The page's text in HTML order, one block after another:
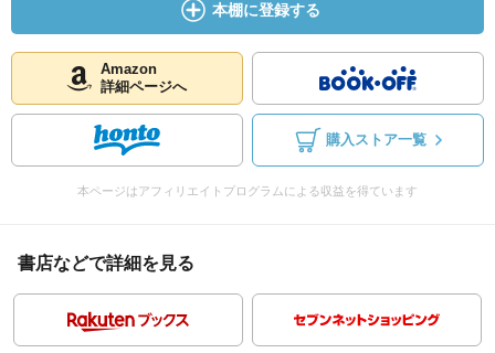
本棚に登録する
Amazon
詳細ページへ
購入ストア一覧
本ページはアフィリエイトプログラムによる収益を得ています
書店などで詳細を見る